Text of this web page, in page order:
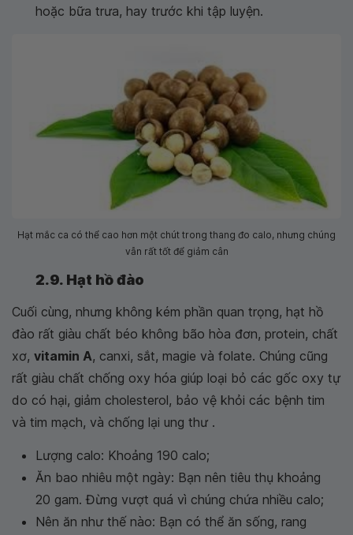
hoặc bữa trưa, hay trước khi tập luyện.
Hạt mắc ca có thể cao hơn một chút trong thang đo calo, nhưng chúng
vẫn rất tốt để giảm cân
2.9. Hạt hồ đào
Cuối cùng, nhưng không kém phần quan trọng, hạt hồ
đào rất giàu chất béo không bão hòa đơn, protein, chất
xơ, vitamin A, canxi, sắt, magie và folate. Chúng cũng
rất giàu chất chống oxy hóa giúp loại bỏ các gốc oxy tự
do có hại, giảm cholesterol, bảo vệ khỏi các bệnh tim
và tim mạch, và chống lại ung thư .
Lượng calo: Khoảng 190 calo;
Ăn bao nhiêu một ngày: Bạn nên tiêu thụ khoảng
20 gam. Đừng vượt quá vì chúng chứa nhiều calo;
Nên ăn như thế nào: Bạn có thể ăn sống, rang